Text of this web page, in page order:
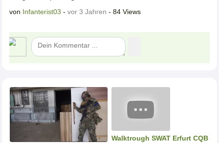
von Infanterist03 - vor 3 Jahren - 84 Views
Walktrough SWAT Erfurt CQB